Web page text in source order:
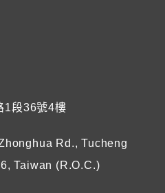
1段36號4樓
Rd., Tucheng
Taiwan (R.O.C.)